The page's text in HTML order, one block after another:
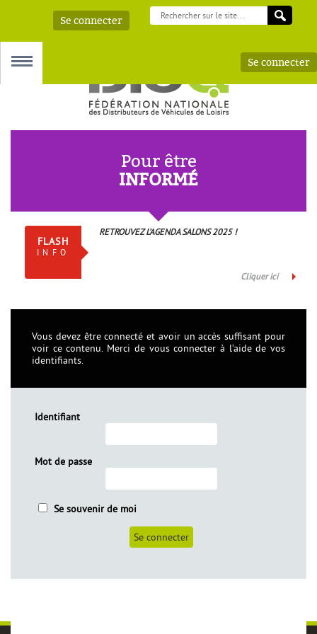
Se connecter
AAA
Se connecter
Pour être
INFORMÉ
FLASH
INFO
RETROUVEZ L’AGENDA SALONS 2025 !
Cliquer ici
Vous devez être connecté et avoir un accès suffisant pour
voir ce contenu. Merci de vous connecter à l’aide de vos
identifiants.
Identifiant
Mot de passe
Se souvenir de moi